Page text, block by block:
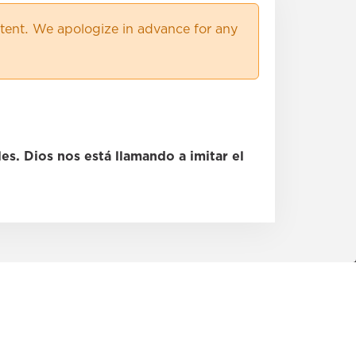
We apologize in advance for any
Dios nos está llamando a imitar el